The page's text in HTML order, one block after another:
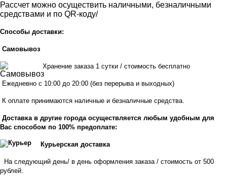
Рассчет можно осуществить наличными, безналичными
средствами и по QR-коду/
Способы доставки:
Самовывоз
Хранение заказа 1 сутки / стоимость бесплатно
Ежедневно с 10:00 до 20:00 (без перерыва и выходных)
К оплате принимаются наличные и безналичные средства.
Доставка в другие города осуществляется любым удобным для
Вас способом по 100% предоплате:
Курьерская доставка
На следующий день/ в день оформления заказа / стоимость от 500
рублей.